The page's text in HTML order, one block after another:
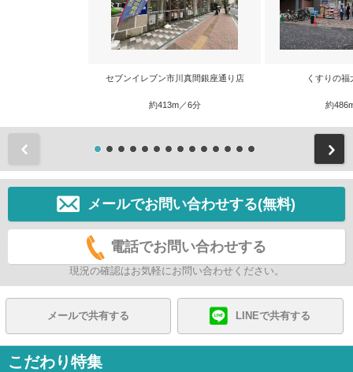
セブンイレブン市川真間銀座通り店
約413m／6分
くすりの
約
メールでお問い合わせする(無料)
電話でお問い合わせする
現況の確認はお気軽にお問い合わせください。
メールで共有する LINEで共有する
こだわり特集